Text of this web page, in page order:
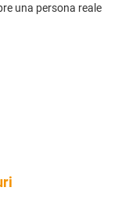
una persona reale